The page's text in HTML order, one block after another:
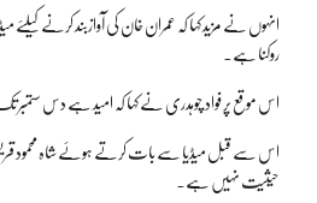
انہوں نے مزید کہا کہ عمران خان کی آوازبند کرنے کیلئے
روکنا ہے۔
اس موقع پر فواد چوہدری نے کہا کہ امید ہے دس
اس سے قبل میڈیا سے بات کرتے ہوئے شاہ محمود
حیثیت نہیں ہے۔